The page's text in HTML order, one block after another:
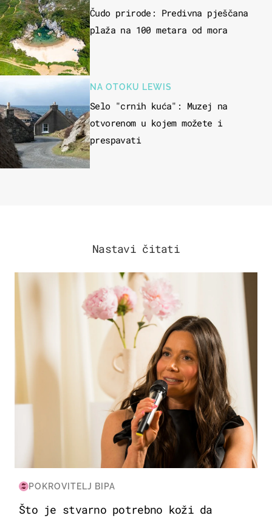
Čudo prirode: Predivna pješčana
plaža na 100 metara od mora
NA OTOKU LEWIS
Selo "crnih kuća": Muzej na
otvorenom u kojem možete i
prespavati
Nastavi čitati
MODA & LJEPOTA
POKROVITELJ BIPA
Što je stvarno potrebno koži da